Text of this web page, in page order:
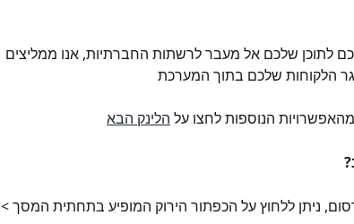
לתוכן שלכם אל מעבר לרשתות החברתיות, אנו ממליצים
הלקוחות שלכם בתוך המערכת
הנוספות לחצו על הלינק הבא
ניתן ללחוץ על הכפתור הירוק המופיע בתחתית המסך >